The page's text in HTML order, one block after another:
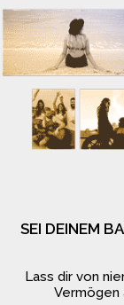
SEI DEINEM
Lass dir von
Vermögen